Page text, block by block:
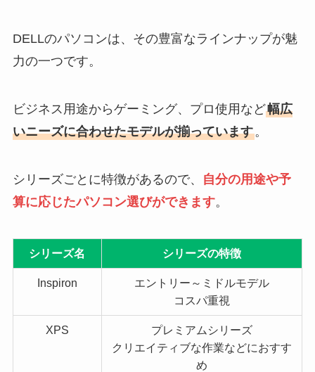
DELLのパソコンは、その豊富なラインナップが魅
力の一つです。
ビジネス用途からゲーミング、プロ使用など幅広
いニーズに合わせたモデルが揃っています。
シリーズごとに特徴があるので、
自分の用途や予
算に応じたパソコン選びができます。
シリーズ名 シリーズの特徴
Inspiron
エントリー～ミドルモデル
コスパ重視
XPS
プレミアムシリーズ
クリエイティブな作業などにおすす
め